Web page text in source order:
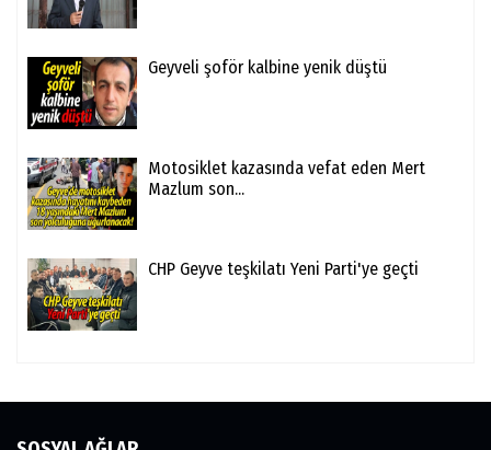
Geyveli şoför kalbine yenik düştü
Motosiklet kazasında vefat eden Mert
Mazlum son...
CHP Geyve teşkilatı Yeni Parti'ye geçti